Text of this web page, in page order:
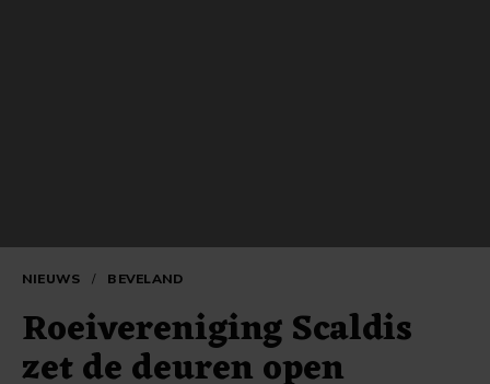
NIEUWS / BEVELAND
Roeivereniging Scaldis
zet de deuren open